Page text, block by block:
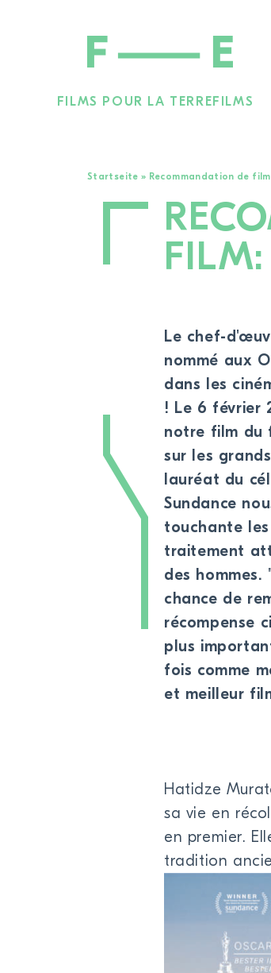
FILMS POUR LA TERRE FILMS
Startseite » Recommandation de
Le chef-
nommé aux
dans les
! Le 6 février
notre film du
sur les
lauréat du
Sundance
touchante
traitement
des hommes.
chance de
récompense
plus
fois comme
et meilleur
Hatidze
sa vie en
en premier.
tradition